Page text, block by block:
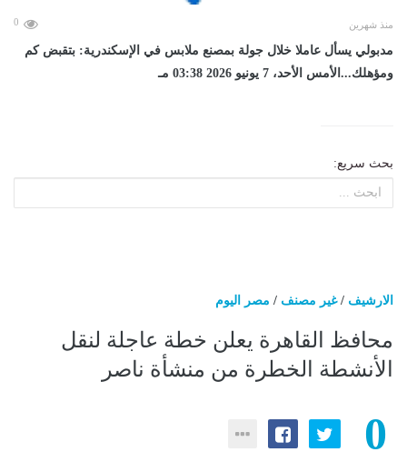
منذ شهرين 0
مدبولي يسأل عاملا خلال جولة بمصنع ملابس في الإسكندرية: بتقبض كم
ومؤهلك...الأمس الأحد، 7 يونيو 2026 03:38 مـ
بحث سريع:
الارشيف /غير مصنف / مصر اليوم
​محافظ القاهرة يعلن خطة عاجلة لنقل
الأنشطة الخطرة من منشأة ناصر
0